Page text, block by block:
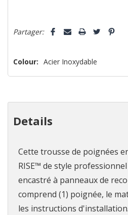
vous!
n’en
reste
que
Partager:
Colour: Acier Inoxydable
Details
Cette trousse de poignées
RISE™ de style
encastré à panneaux de
comprend (1) poignée, le
les instructions